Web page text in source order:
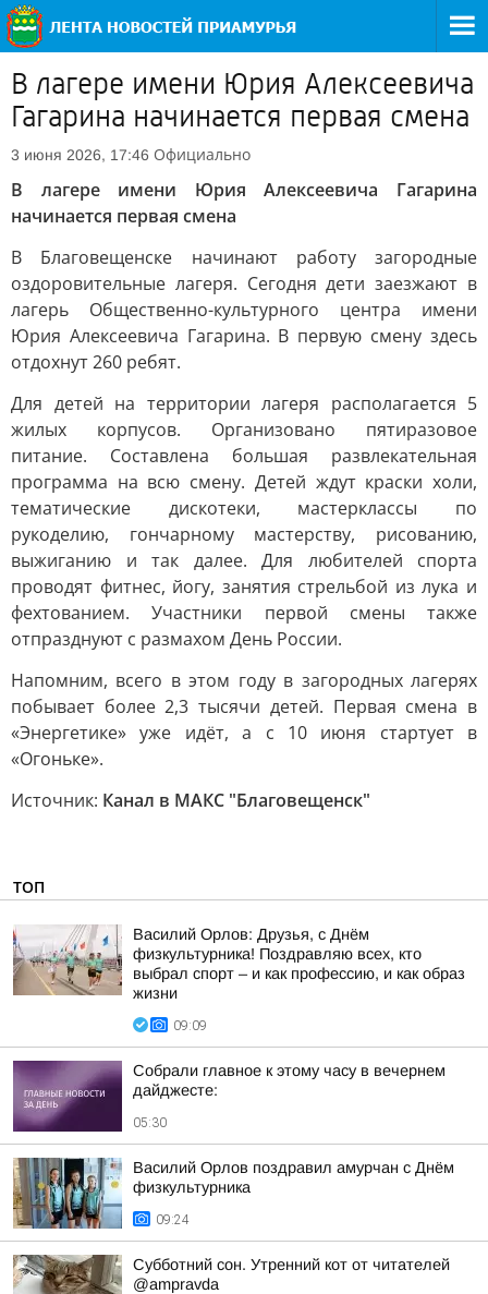
В лагере имени Юрия Алексеевича
Гагарина начинается первая смена
3 июня 2026, 17:46 Официально
В лагере имени Юрия Алексеевича Гагарина
начинается первая смена
В Благовещенске начинают работу загородные
оздоровительные лагеря. Сегодня дети заезжают в
лагерь Общественно-культурного центра имени
Юрия Алексеевича Гагарина. В первую смену здесь
отдохнут 260 ребят.
Для детей на территории лагеря располагается 5
жилых корпусов. Организовано пятиразовое
питание. Составлена большая развлекательная
программа на всю смену. Детей ждут краски холи,
тематические дискотеки, мастерклассы по
рукоделию, гончарному мастерству, рисованию,
выжиганию и так далее. Для любителей спорта
проводят фитнес, йогу, занятия стрельбой из лука и
фехтованием. Участники первой смены также
отпразднуют с размахом День России.
Напомним, всего в этом году в загородных лагерях
побывает более 2,3 тысячи детей. Первая смена в
«Энергетике» уже идёт, а с 10 июня стартует в
«Огоньке».
Источник: Канал в МАКС "Благовещенск"
ТОП
Василий Орлов: Друзья, с Днём
физкультурника! Поздравляю всех, кто
выбрал спорт – и как профессию, и как образ
жизни
09:09
Собрали главное к этому часу в вечернем
дайджесте:
05:30
Василий Орлов поздравил амурчан с Днём
физкультурника
09:24
Субботний сон. Утренний кот от читателей
@ampravda